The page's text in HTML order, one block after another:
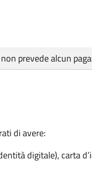
prevede alcun
di avere:
digitale), carta